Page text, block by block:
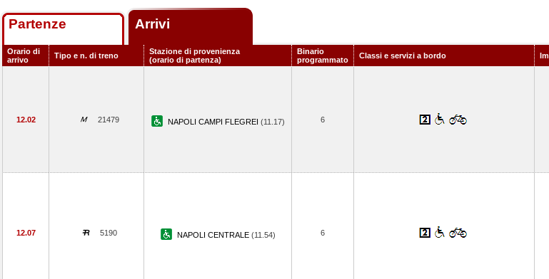
Partenze Arrivi
Orario di
arrivo
Tipo e n. di treno
Stazione di provenienza
(orario di partenza)
Binario
programmato
Classi e servizi a bordo
12.02 21479 NAPOLI CAMPI FLEGREI (11.17) 6
12.07 5190 NAPOLI CENTRALE (11.54) 6